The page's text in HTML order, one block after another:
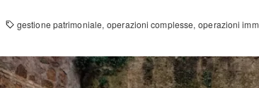
gestione patrimoniale operazioni complesse operazioni